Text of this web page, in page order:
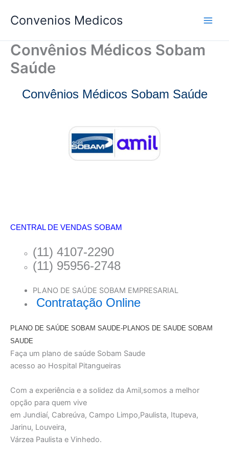
para
conteúdo
Convenios Medicos
Convênios Médicos Sobam
Saúde
Convênios Médicos Sobam Saúde
CENTRAL DE VENDAS SOBAM
(11) 4107-2290
(11) 95956-2748
PLANO DE SAÚDE SOBAM EMPRESARIAL
Contratação Online
PLANO DE SAÚDE SOBAM SAUDE-PLANOS DE SAUDE SOBAM
SAUDE
Faça um plano de saúde Sobam Saude
acesso ao Hospital Pitangueiras
Com a experiência e a solidez da Amil,somos a melhor
opção para quem vive
em Jundiaí, Cabreúva, Campo Limpo,Paulista, Itupeva,
Jarinu, Louveira,
Várzea Paulista e Vinhedo.